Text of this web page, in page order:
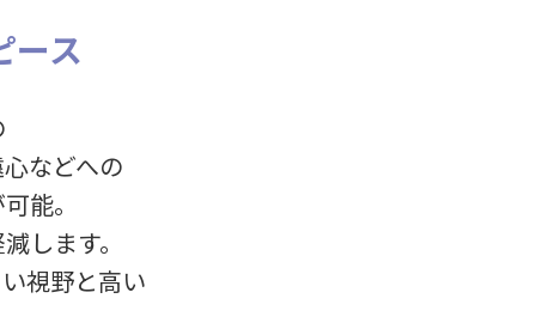
ース
などへの
能。
します。
視野と高い